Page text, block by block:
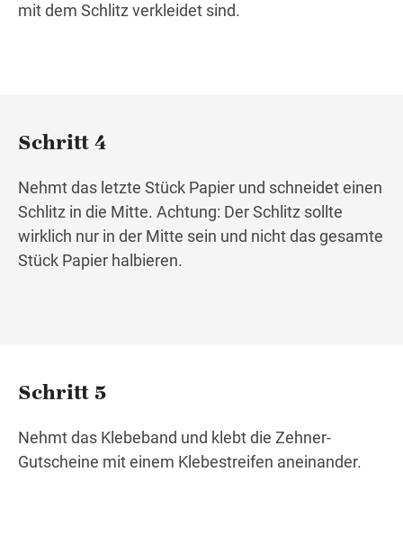
mit dem Schlitz verkleidet sind.
Schritt 4
Nehmt das letzte Stück Papier und schneidet einen
Schlitz in die Mitte. Achtung: Der Schlitz sollte
wirklich nur in der Mitte sein und nicht das gesamte
Stück Papier halbieren.
Schritt 5
Nehmt das Klebeband und klebt die Zehner-
Gutscheine mit einem Klebestreifen aneinander.